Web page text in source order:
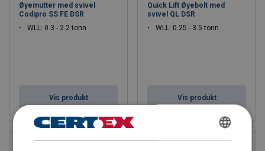
Øyemutter med svivel
Codipro SS FE DSR
WLL: 0.3 - 2.2 tonn
Vis produkt
Quick Lift Øyebolt med
svivel QL DSR
WLL: 0.25 - 3.5 tonn
Vis produkt
ENGLISH